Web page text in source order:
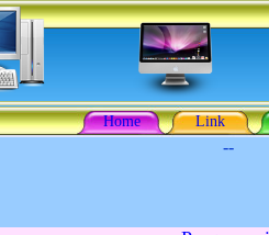
Home Link
--